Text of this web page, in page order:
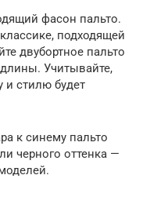
фасон пальто.
подходящей
двубортное пальто
длины. Учитывайте,
и стилю будет
к синему пальто
черного оттенка —